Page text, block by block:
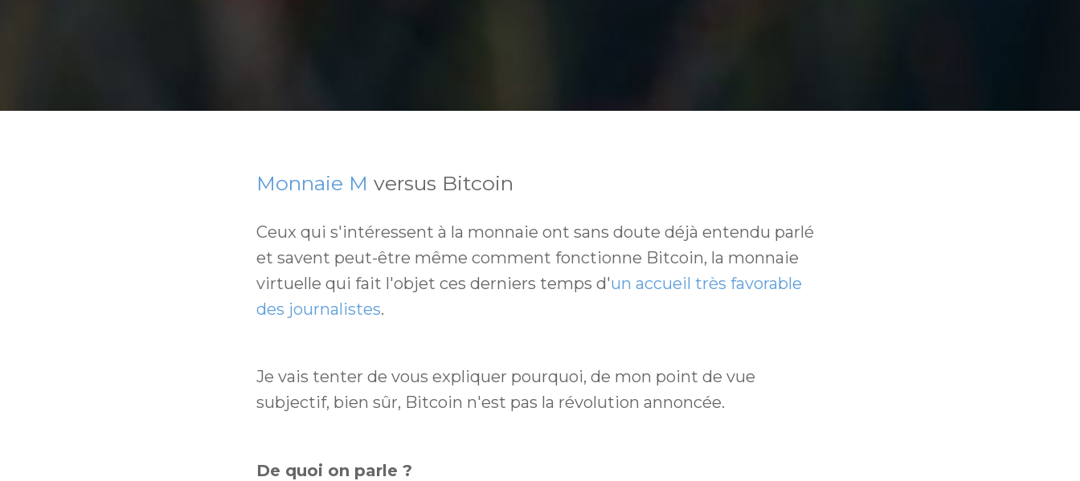
Monnaie M versus Bitcoin
Ceux qui s'intéressent à la monnaie ont sans doute déjà entendu parlé
et savent peut-être même comment fonctionne Bitcoin, la monnaie
virtuelle qui fait l'objet ces derniers temps d'un accueil très favorable
des journalistes.
Je vais tenter de vous expliquer pourquoi, de mon point de vue
subjectif, bien sûr, Bitcoin n'est pas la révolution annoncée.
De quoi on parle ?